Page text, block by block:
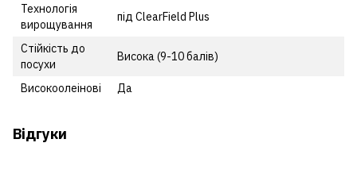
Технологія
вирощування
під ClearField Plus
Стійкість до
посухи
Висока (9-10 балів)
Високоолеінові Да
Відгуки